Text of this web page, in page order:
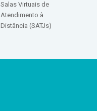
Salas Virtuais de
Atendimento à
Distância (SATJs)